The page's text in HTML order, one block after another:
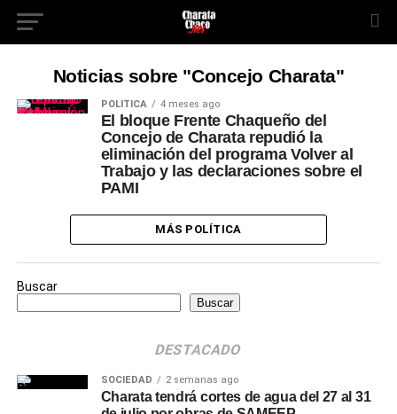
Noticias sobre "Concejo Charata"
POLÍTICA 4 meses ago
El bloque Frente Chaqueño del
Concejo de Charata repudió la
eliminación del programa Volver al
Trabajo y las declaraciones sobre el
PAMI
MÁS POLÍTICA
Buscar
Buscar
DESTACADO
SOCIEDAD 2 semanas ago
Charata tendrá cortes de agua del 27 al 31